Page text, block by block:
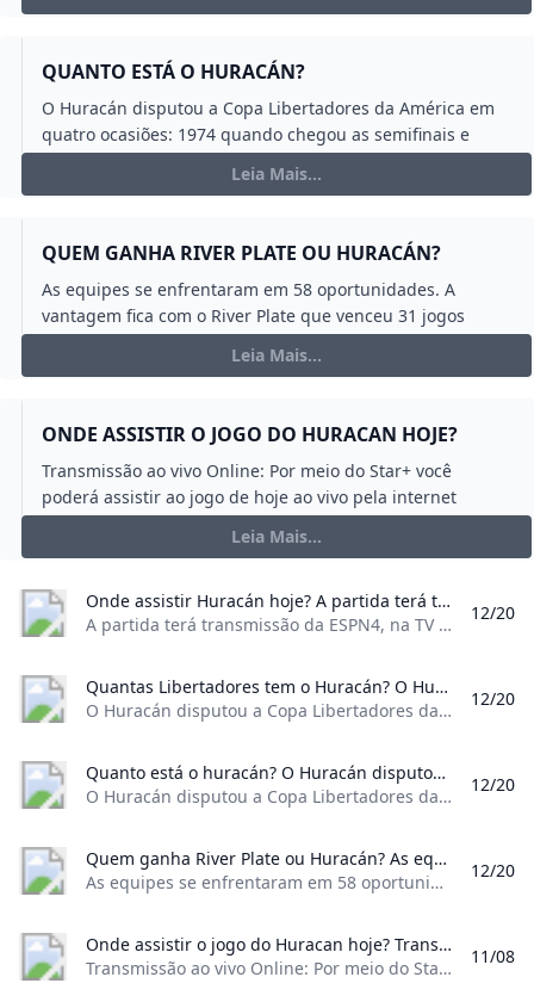
O Huracán disputou a Copa Libertadores da América em
aplicou goleadas como 5x1 no clube chileno Unión
Española e 4x0 no também argentino Rosario Central;
2015 quando parou na Primeira Fase em 2016 quando
chegou até as oitavas de final quando parou no Atlético ...
QUEM GANHA RIVER PLATE OU HURACÁN?
As equipes se enfrentaram em 58 oportunidades. A
enquanto o Huracán venceu 12. Além disso as equipes
empataram em 15 partidas. O último encontro entre as
equipes aconteceu em 2024 pela Copa da Liga Argentina
quando o Huracán venceu por 1 a 0.10 Agu 2024
ONDE ASSISTIR O JOGO DO HURACAN HOJE?
Transmissão ao vivo Online: Por meio do Star+ você
acessando a plataforma pelo seu celular notebook tablet
ou outro dispositivo.
Onde assistir Huracán hoje? A partida terá transmissão da ESPN4 na TV fechada e do Disney+ no streaming.5 hari yang lalu
Quantas Libertadores tem o Huracán? O Huracán disputou a Copa Libertadores da América em quatro ocasiões: 1974 quando chegou as semifinais e aplicou goleadas como 5x1 no clube chileno Unión Española e 4x0 no também argentino Rosario Central; 2015 quando parou na Primeira Fase em 2016 quando chegou até as oitavas de final quando parou no Atlético ...
O Huracán disputou a Copa Libertadores da América em quatro ocasiões: 1974, quando chegou as semifinais e aplicou goleadas como 5x1 no clube chileno Unión Española e 4x0 no também argentino Rosario Central; 2015, quando parou na Primeira Fase, em 2016, quando chegou até as oitavas de final, quando parou no Atlético …
12/20
Quanto está o huracán? O Huracán disputou a Copa Libertadores da América em quatro ocasiões: 1974 quando chegou as semifinais e aplicou goleadas como 5x1 no clube chileno Unión Española e 4x0 no também argentino Rosario Central; 2015 quando parou na Primeira Fase em 2016 quando chegou até as oitavas de final quando parou no Atlético ...
O Huracán disputou a Copa Libertadores da América em quatro ocasiões: 1974, quando chegou as semifinais e aplicou goleadas como 5x1 no clube chileno Unión Española e 4x0 no também argentino Rosario Central; 2015, quando parou na Primeira Fase, em 2016, quando chegou até as oitavas de final, quando parou no Atlético …
12/20
Quem ganha River Plate ou Huracán? As equipes se enfrentaram em 58 oportunidades. A vantagem fica com o River Plate que venceu 31 jogos enquanto o Huracán venceu 12. Além disso as equipes empataram em 15 partidas. O último encontro entre as equipes aconteceu em 2024 pela Copa da Liga Argentina quando o Huracán venceu por 1 a 0.10 Agu 2024
As equipes se enfrentaram em 58 oportunidades. A vantagem fica com o River Plate, que venceu 31 jogos, enquanto o Huracán venceu 12. Além disso, as equipes empataram em 15 partidas. O último encontro entre as equipes aconteceu em 2024, pela Copa da Liga Argentina, quando o Huracán venceu por 1 a 0.10 Agu 2024
12/20
Onde assistir o jogo do Huracan hoje? Transmissão ao vivo Online: Por meio do Star+ você poderá assistir ao jogo de hoje ao vivo pela internet acessando a plataforma pelo seu celular notebook tablet ou outro dispositivo.
Transmissão ao vivo Online: Por meio do Star+ você poderá assistir ao jogo de hoje ao vivo pela internet acessando a plataforma pelo seu celular, notebook, tablet ou outro dispositivo.
11/08
Jogos Huracán ao vivo tabela resultados Huracán x Central Córdoba (Santiago del Estero) ao vivo Futebol - Argentina: placar ao vivo Huracán resultados finais tabelas resumos de jogo com artilheiros cartões amarelos e vermelhos comparação de odds e estatísticas de confronto.
Futebol - Argentina: placar ao vivo Huracán, resultados finais, tabelas, resumos de jogo com artilheiros, cartões amarelos e vermelhos, comparação de odds e estatísticas de confronto. HuracánEstádio: Estádio Tomás Adolfo Duco (Buenos Aires)Capacidade: 48 314 ResumoNotíciasResultadosCalendárioClassificaçãoTransferênciasElenco
10/18